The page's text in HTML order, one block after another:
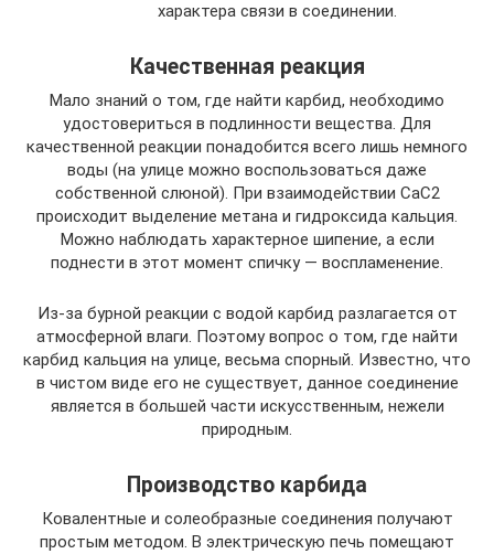
характера связи в соединении.
Качественная реакция
Мало знаний о том, где найти карбид, необходимо
удостовериться в подлинности вещества. Для
качественной реакции понадобится всего лишь немного
воды (на улице можно воспользоваться даже
собственной слюной). При взаимодействии CaC2
происходит выделение метана и гидроксида кальция.
Можно наблюдать характерное шипение, а если
поднести в этот момент спичку — воспламенение.
Из-за бурной реакции с водой карбид разлагается от
атмосферной влаги. Поэтому вопрос о том, где найти
карбид кальция на улице, весьма спорный. Известно, что
в чистом виде его не существует, данное соединение
является в большей части искусственным, нежели
природным.
Производство карбида
Ковалентные и солеобразные соединения получают
простым методом. В электрическую печь помещают